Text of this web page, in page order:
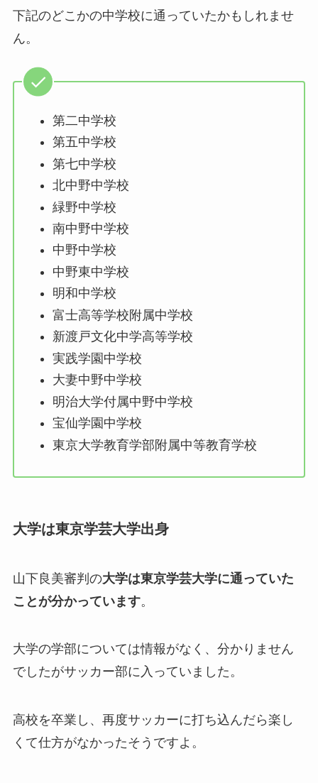
下記のどこかの中学校に通っていたかもしれませ
ん。
第二中学校
第五中学校
第七中学校
北中野中学校
緑野中学校
南中野中学校
中野中学校
中野東中学校
明和中学校
富士高等学校附属中学校
新渡戸文化中学高等学校
実践学園中学校
大妻中野中学校
明治大学付属中野中学校
宝仙学園中学校
東京大学教育学部附属中等教育学校
大学は東京学芸大学出身
山下良美審判の大学は東京学芸大学に通っていた
ことが分かっています。
大学の学部については情報がなく、分かりません
でしたがサッカー部に入っていました。
高校を卒業し、再度サッカーに打ち込んだら楽し
くて仕方がなかったそうですよ。